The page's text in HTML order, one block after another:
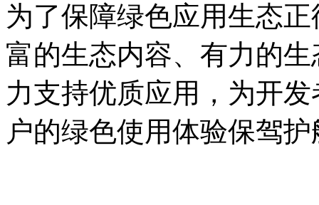
为了保障绿色应用生态
富的生态内容、有力的
力支持优质应用，为开
户的绿色使用体验保驾护